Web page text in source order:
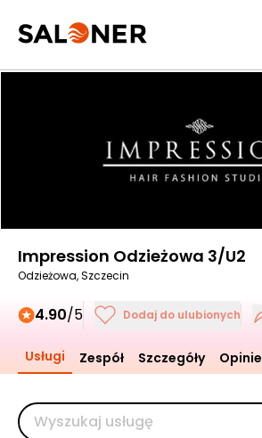
Impression Odzieżowa 3/U2
Odzieżowa, Szczecin
4.90/5 Dodaj do ulubionych
Usługi Zespół Szczegóły Opinie